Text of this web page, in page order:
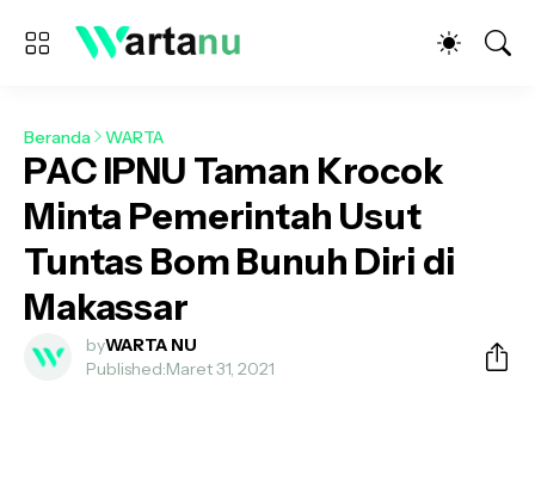
Beranda WARTA
PAC IPNU Taman Krocok
Minta Pemerintah Usut
Tuntas Bom Bunuh Diri di
Makassar
byWARTA NU
Published:Maret 31, 2021